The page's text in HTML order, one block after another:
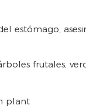
estómago,
frutales,